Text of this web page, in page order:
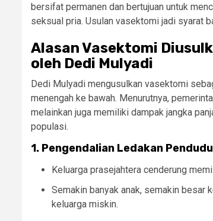
bersifat permanen dan bertujuan untuk
seksual pria. Usulan vasektomi jadi syarat
Alasan Vasektomi
oleh Dedi Mulyadi
Dedi Mulyadi mengusulkan vasektomi
menengah ke bawah. Menurutnya,
melainkan juga memiliki dampak jangka
populasi.
1. Pengendalian Ledakan
Keluarga prasejahtera cenderung
Semakin banyak anak, semakin besar
keluarga miskin.